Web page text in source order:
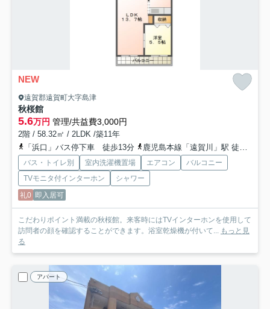
NEW
遠賀郡遠賀町大字島津
秋桜館
5.6万円 管理/共益費3,000円
2階 / 58.32㎡ / 2LDK /築11年
「浜口」バス停下車 徒歩13分
鹿児島本線「遠賀川」駅 徒歩45分
バス・トイレ別 室内洗濯機置場 エアコン
バルコニー
TVモニタ付インターホン
シャワー
礼0 即入居可
こだわりポイント満載の秋桜館。来客時にはTVインターホンを使用して
訪問者の顔を確認することができます。浴室乾燥機が付いて... もっと見
る
アパート